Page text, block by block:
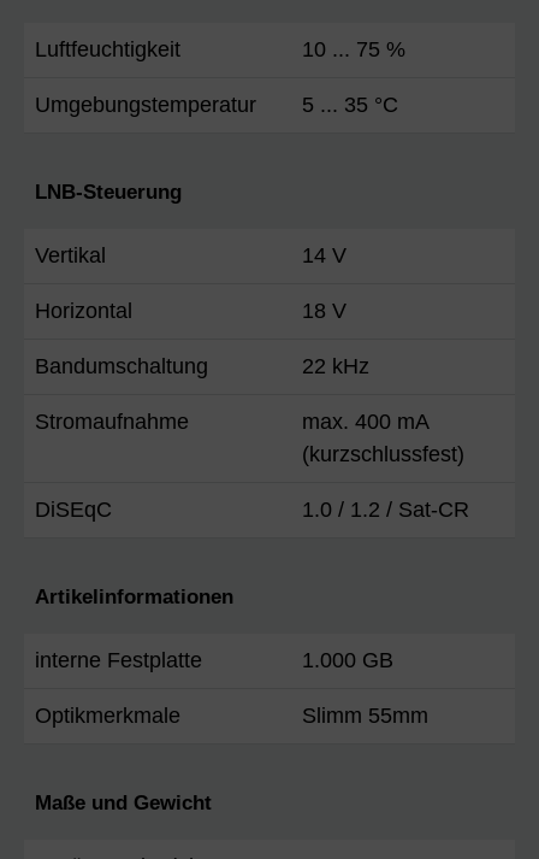
Luftfeuchtigkeit 10 ... 75 %
Umgebungstemperatur 5 ... 35 °C
LNB-Steuerung
Vertikal 14 V
Horizontal 18 V
Bandumschaltung 22 kHz
Stromaufnahme
max. 400 mA
(kurzschlussfest)
DiSEqC 1.0 / 1.2 / Sat-CR
Artikelinformationen
interne Festplatte 1.000 GB
Optikmerkmale Slimm 55mm
Maße und Gewicht